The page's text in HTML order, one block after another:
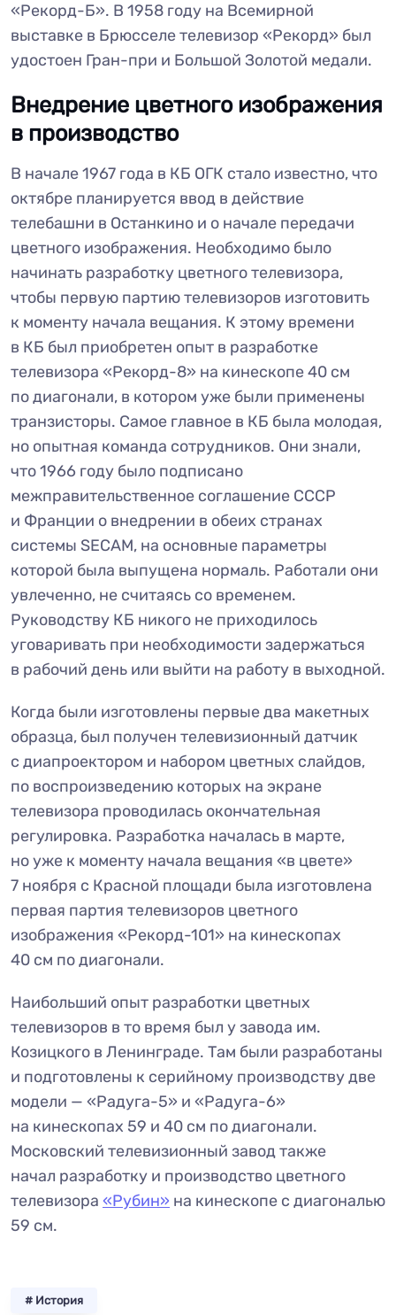
«Рекорд-Б». В 1958 году на Всемирной
выставке в Брюсселе телевизор «Рекорд» был
удостоен Гран-при и Большой Золотой медали.
Внедрение цветного изображения
в производство
В начале 1967 года в КБ ОГК стало известно, что
октябре планируется ввод в действие
телебашни в Останкино и о начале передачи
цветного изображения. Необходимо было
начинать разработку цветного телевизора,
чтобы первую партию телевизоров изготовить
к моменту начала вещания. К этому времени
в КБ был приобретен опыт в разработке
телевизора «Рекорд-8» на кинескопе 40 см
по диагонали, в котором уже были применены
транзисторы. Самое главное в КБ была молодая,
но опытная команда сотрудников. Они знали,
что 1966 году было подписано
межправительственное соглашение СССР
и Франции о внедрении в обеих странах
системы SECAM, на основные параметры
которой была выпущена нормаль. Работали они
увлеченно, не считаясь со временем.
Руководству КБ никого не приходилось
уговаривать при необходимости задержаться
в рабочий день или выйти на работу в выходной.
Когда были изготовлены первые два макетных
образца, был получен телевизионный датчик
с диапроектором и набором цветных слайдов,
по воспроизведению которых на экране
телевизора проводилась окончательная
регулировка. Разработка началась в марте,
но уже к моменту начала вещания «в цвете»
7 ноября с Красной площади была изготовлена
первая партия телевизоров цветного
изображения «Рекорд-101» на кинескопах
40 см по диагонали.
Наибольший опыт разработки цветных
телевизоров в то время был у завода им.
Козицкого в Ленинграде. Там были разработаны
и подготовлены к серийному производству две
модели — «Радуга-5» и «Радуга-6»
на кинескопах 59 и 40 см по диагонали.
Московский телевизионный завод также
начал разработку и производство цветного
телевизора «Рубин» на кинескопе с диагональю
59 см.
# История